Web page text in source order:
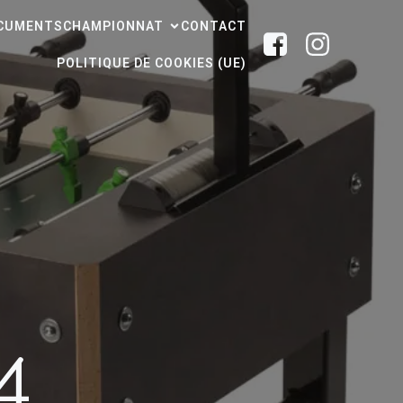
CHAMPIONNAT CONTACT
POLITIQUE DE COOKIES (UE)